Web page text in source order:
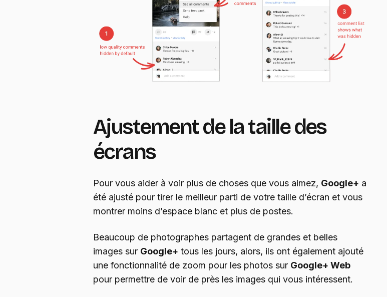
Ajustement de la taille des
écrans
Pour vous aider à voir plus de choses que vous aimez, Google+ a
été ajusté pour tirer le meilleur parti de votre taille d’écran et vous
montrer moins d’espace blanc et plus de postes.
Beaucoup de photographes partagent de grandes et belles
images sur Google+ tous les jours, alors, ils ont également ajouté
une fonctionnalité de zoom pour les photos sur Google+ Web
pour permettre de voir de près les images qui vous intéressent.